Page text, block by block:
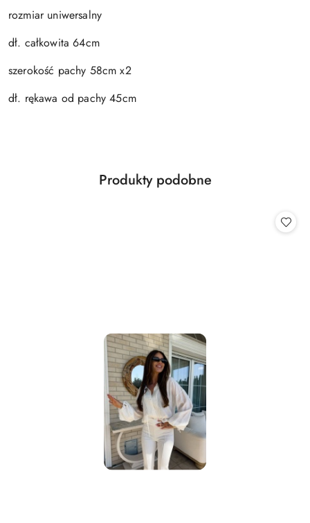
rozmiar uniwersalny
dł. całkowita 64cm
szerokość pachy 58cm x2
dł. rękawa od pachy 45cm
Pomiń karuzelę produktów
Produkty
Produkty podobne